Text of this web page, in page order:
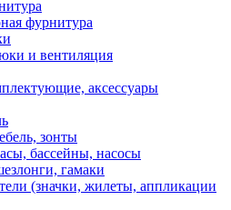
фурнитура
и вентиляция
аксессуары
зонты
бассейны, насосы
гамаки
(значки, жилеты, аппликации